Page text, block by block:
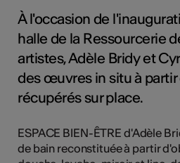
À l'occasion de
halle de la Ressourcerie
artistes, Adèle Bridy et
des œuvres in situ à
récupérés sur place.
ESPACE BIEN-ÊTRE d'Adèle
de bain reconstituée à partir